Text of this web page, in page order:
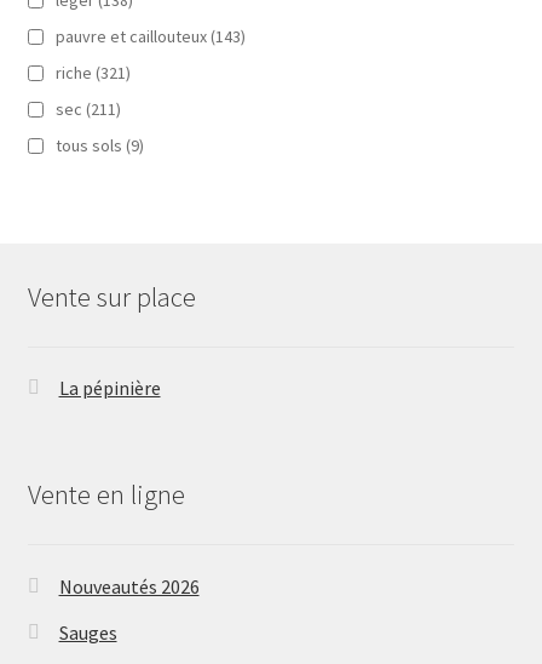
pauvre et caillouteux (143)
riche (321)
sec (211)
tous sols (9)
Vente sur place
La pépinière
Vente en ligne
Nouveautés 2026
Sauges